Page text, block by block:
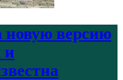
новую версию
и